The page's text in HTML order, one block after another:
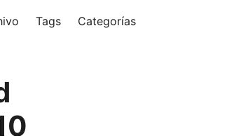
Tags Categorías